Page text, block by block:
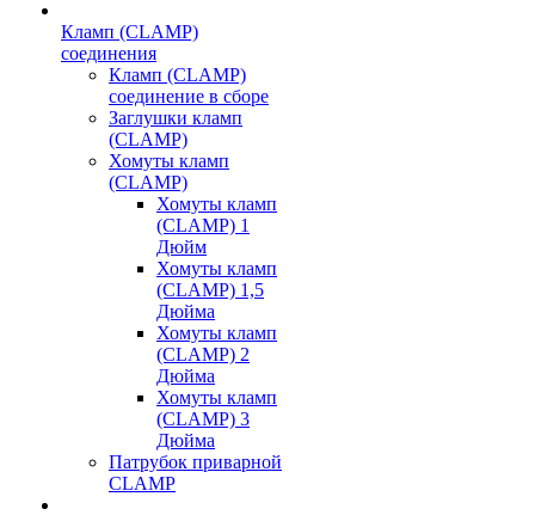
Кламп (CLAMP)
соединения
Кламп (CLAMP)
соединение в сборе
Заглушки кламп
(CLAMP)
Хомуты кламп
(CLAMP)
Хомуты кламп
(CLAMP) 1
Дюйм
Хомуты кламп
(CLAMP) 1,5
Дюйма
Хомуты кламп
(CLAMP) 2
Дюйма
Хомуты кламп
(CLAMP) 3
Дюйма
Патрубок приварной
CLAMP